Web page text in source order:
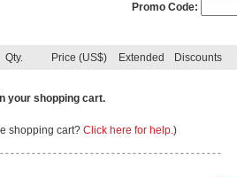
Promo Code:
Qty. Price (US$) Extended Discounts
your shopping cart.
shopping cart? Click here for help.)